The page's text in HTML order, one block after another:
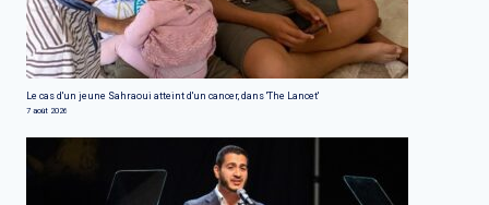
Le cas d'un jeune Sahraoui atteint d'un cancer, dans 'The Lancet'
7 août 2026